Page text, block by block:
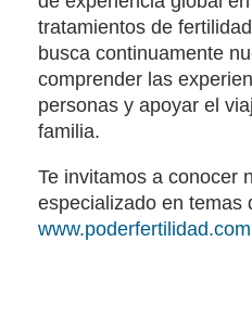
tratamientos de
busca continuamente
comprender las
personas y apoyar el
familia.
Te invitamos a conocer
especializado en temas
www.poderfertilidad.com